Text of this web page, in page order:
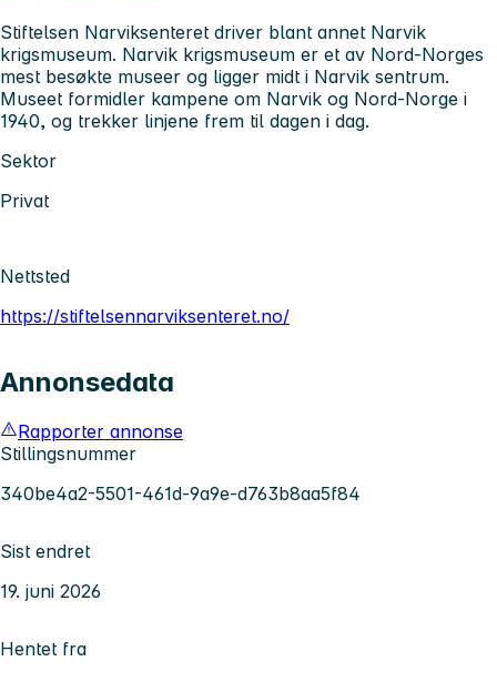
Stiftelsen Narviksenteret driver blant annet Narvik
krigsmuseum. Narvik krigsmuseum er et av Nord-Norges
mest besøkte museer og ligger midt i Narvik sentrum.
Museet formidler kampene om Narvik og Nord-Norge i
1940, og trekker linjene frem til dagen i dag.
Sektor
Privat
Nettsted
https://stiftelsennarviksenteret.no/
Annonsedata
Rapporter annonse
Stillingsnummer
340be4a2-5501-461d-9a9e-d763b8aa5f84
Sist endret
19. juni 2026
Hentet fra